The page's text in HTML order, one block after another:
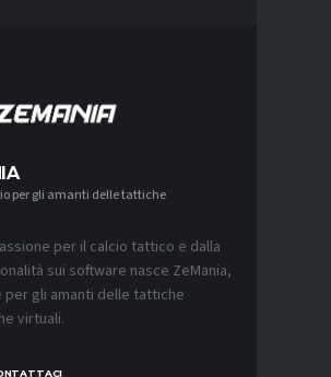
per gli amanti delle tattiche
per il calcio tattico e dalla
sui software nasce ZeMania,
per gli amanti delle tattiche
virtuali.